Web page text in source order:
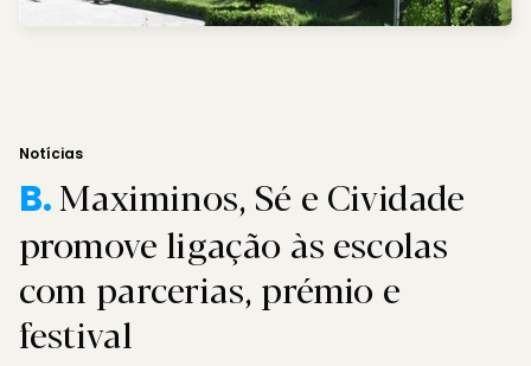
Notícias
B.Maximinos, Sé e Cividade
promove ligação às escolas
com parcerias, prémio e
festival